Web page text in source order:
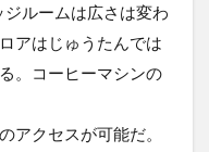
ルームは広さは変わ
アはじゅうたんでは
。コーヒーマシンの
アクセスが可能だ。